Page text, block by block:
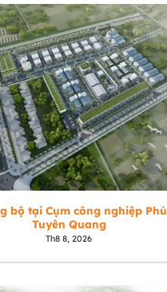
bộ tại Cụm công nghiệp
Tuyên Quang
Th8 8, 2026